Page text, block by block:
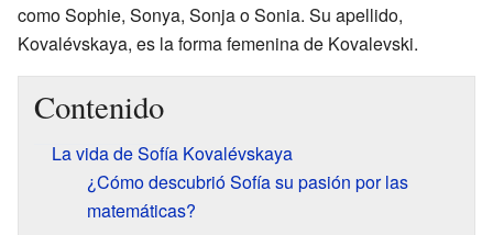
como Sophie, Sonya, Sonja o Sonia. Su apellido,
Kovalévskaya, es la forma femenina de Kovalevski.
Contenido
La vida de Sofía Kovalévskaya
¿Cómo descubrió Sofía su pasión por las
matemáticas?